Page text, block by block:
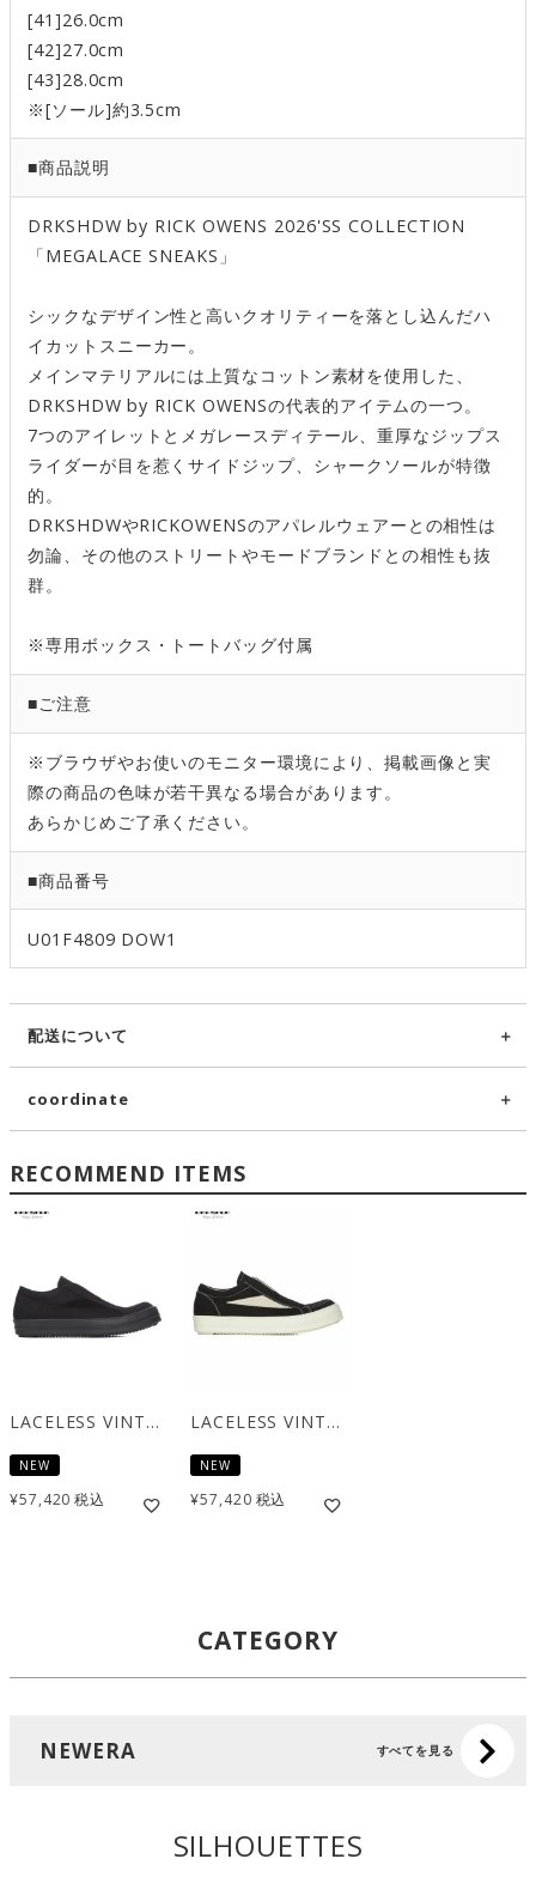
[41]26.0cm
[42]27.0cm
[43]28.0cm
※[ソール]約3.5cm
■商品説明
DRKSHDW by RICK OWENS 2026'SS COLLECTION
「MEGALACE SNEAKS」
シックなデザイン性と高いクオリティーを落とし込んだハ
イカットスニーカー。
メインマテリアルには上質なコットン素材を使用した、
DRKSHDW by RICK OWENSの代表的アイテムの一つ。
7つのアイレットとメガレースディテール、重厚なジップス
ライダーが目を惹くサイドジップ、シャークソールが特徴
的。
DRKSHDWやRICKOWENSのアパレルウェアーとの相性は
勿論、その他のストリートやモードブランドとの相性も抜
群。
※専用ボックス・トートバッグ付属
■ご注意
※ブラウザやお使いのモニター環境により、掲載画像と実
際の商品の色味が若干異なる場合があります。
あらかじめご了承ください。
■商品番号
U01F4809 DOW1
配送について
coordinate
RECOMMEND ITEMS
LACELESS VINTAGE SNEAKS / オールブラック [DU01F4811 DOLVS]
NEW
¥57,420 税込
LACELESS VINTAGE SNEAKS / ブラック×ミルク [DU01F4811 DOLVS]
NEW
¥57,420 税込
CATEGORY
NEWERA すべてを見る
SILHOUETTES